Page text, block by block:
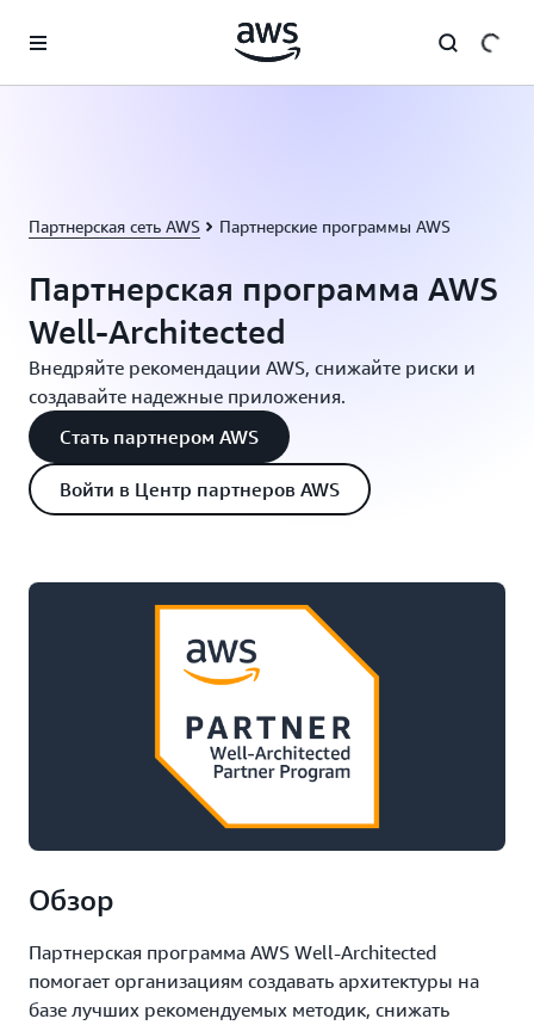
Перейти к главному контенту
Партнерская сеть AWS Партнерские программы AWS
Партнерская программа AWS
Well-Architected
Внедряйте рекомендации AWS, снижайте риски и
создавайте надежные приложения.
Стать партнером AWS
Войти в Центр партнеров AWS
Обзор
Партнерская программа AWS Well-Architected
помогает организациям создавать архитектуры на
базе лучших рекомендуемых методик, снижать